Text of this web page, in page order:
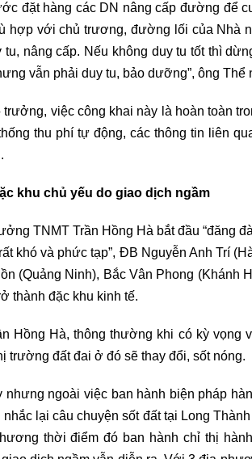
đặt hàng các DN nâng cấp đường để
hợp với chủ trương, đường lối của Nhà
nâng cấp. Nếu không duy tu tốt thì
vẫn phải duy tu, bảo dưỡng”, ông Thể
việc công khai này là hoàn toàn
thu phí tự động, các thông tin liên
khu chủ yếu do giao dịch ngầm
TNMT Trần Hồng Hà bắt đầu “đăng
khó và phức tạp”, ĐB Nguyễn Anh Trí
(Quảng Ninh), Bắc Vân Phong (Khánh
thành đặc khu kinh tế.
Hồng Hà, thông thường khi có kỳ vọng
trường đất đai ở đó sẽ thay đổi, sốt nóng.
nhưng ngoài việc ban hành biện pháp
lại câu chuyện sốt đất tại Long
thời điểm đó ban hành chỉ thị